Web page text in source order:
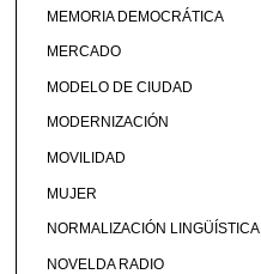
MEMORIA DEMOCRÁTICA
MERCADO
MODELO DE CIUDAD
MODERNIZACIÓN
MOVILIDAD
MUJER
NORMALIZACIÓN LINGÜÍSTICA
NOVELDA RADIO